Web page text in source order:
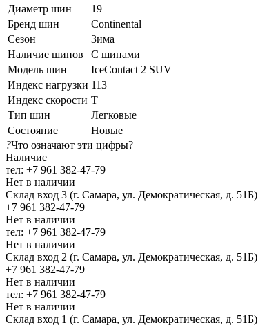
Диаметр шин
19
Бренд шин
Continental
Сезон
Зима
Наличие шипов
С шипами
Модель шин
IceContact 2 SUV
Индекс нагрузки 113
Индекс скорости T
Тип шин
Легковые
Состояние
Новые
?Что означают эти цифры?
Наличие
тел: +7 961 382-47-79
Нет в наличии
Склад вход 3 (г. Самара, ул. Демократическая, д. 51Б)
+7 961 382-47-79
Нет в наличии
тел: +7 961 382-47-79
Нет в наличии
Склад вход 2 (г. Самара, ул. Демократическая, д. 51Б)
+7 961 382-47-79
Нет в наличии
тел: +7 961 382-47-79
Нет в наличии
Склад вход 1 (г. Самара, ул. Демократическая, д. 51Б)